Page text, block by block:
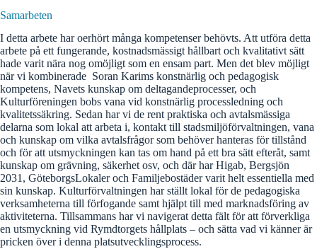
Samarbeten
I detta arbete har oerhört många kompetenser behövts. Att utföra detta
arbete på ett fungerande, kostnadsmässigt hållbart och kvalitativt sätt
hade varit nära nog omöjligt som en ensam part. Men det blev möjligt
när vi kombinerade Soran Karims konstnärlig och pedagogisk
kompetens, Navets kunskap om deltagandeprocesser, och
Kulturföreningen bobs vana vid konstnärlig processledning och
kvalitetssäkring. Sedan har vi de rent praktiska och avtalsmässiga
delarna som lokal att arbeta i, kontakt till stadsmiljöförvaltningen, vana
och kunskap om vilka avtalsfrågor som behöver hanteras för tillstånd
och för att utsmyckningen kan tas om hand på ett bra sätt efteråt, samt
kunskap om grävning, säkerhet osv, och där har Higab, Bergsjön
2031, GöteborgsLokaler och Familjebostäder varit helt essentiella med
sin kunskap. Kulturförvaltningen har ställt lokal för de pedagogiska
verksamheterna till förfogande samt hjälpt till med marknadsföring av
aktiviteterna. Tillsammans har vi navigerat detta fält för att förverkliga
en utsmyckning vid Rymdtorgets hållplats – och sätta vad vi känner är
pricken över i denna platsutvecklingsprocess.